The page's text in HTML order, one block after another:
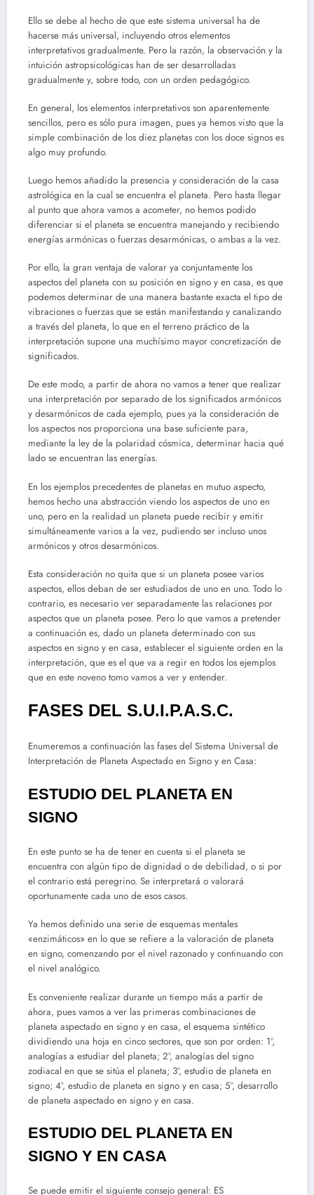
Ello se debe al hecho de que este sistema universal ha de
hacerse más universal, incluyendo otros elementos
interpretativos gradualmente. Pero la razón, la observación y la
intuición astropsicológicas han de ser desarrolladas
gradualmente y, sobre todo, con un orden pedagógico.
En general, los elementos interpretativos son aparentemente
sencillos, pero es sólo pura imagen, pues ya hemos visto que la
simple combinación de los diez planetas con los doce signos es
algo muy profundo.
Luego hemos añadido la presencia y consideración de la casa
astrológica en la cual se encuentra el planeta. Pero hasta llegar
al punto que ahora vamos a acometer, no hemos podido
diferenciar si el planeta se encuentra manejando y recibiendo
energías armónicas o fuerzas desarmónicas, o ambas a la vez.
Por ello, la gran ventaja de valorar ya conjuntamente los
aspectos del planeta con su posición en signo y en casa, es que
podemos determinar de una manera bastante exacta el tipo de
vibraciones o fuerzas que se están manifestando y canalizando
a través del planeta, lo que en el terreno práctico de la
interpretación supone una muchísimo mayor concretización de
significados.
De este modo, a partir de ahora no vamos a tener que realizar
una interpretación por separado de los significados armónicos
y desarmónicos de cada ejemplo, pues ya la consideración de
los aspectos nos proporciona una base suficiente para,
mediante la ley de la polaridad cósmica, determinar hacia qué
lado se encuentran las energías.
En los ejemplos precedentes de planetas en mutuo aspecto,
hemos hecho una abstracción viendo los aspectos de uno en
uno, pero en la realidad un planeta puede recibir y emitir
simultáneamente varios a la vez, pudiendo ser incluso unos
armónicos y otros desarmónicos.
Esta consideración no quita que si un planeta posee varios
aspectos, ellos deban de ser estudiados de uno en uno. Todo lo
contrario, es necesario ver separadamente las relaciones por
aspectos que un planeta posee. Pero lo que vamos a pretender
a continuación es, dado un planeta determinado con sus
aspectos en signo y en casa, establecer el siguiente orden en la
interpretación, que es el que va a regir en todos los ejemplos
que en este noveno tomo vamos a ver y entender.
FASES DEL S.U.I.P.A.S.C.
Enumeremos a continuación las fases del Sistema Universal de
Interpretación de Planeta Aspectado en Signo y en Casa:
ESTUDIO DEL PLANETA EN
SIGNO
En este punto se ha de tener en cuenta si el planeta se
encuentra con algún tipo de dignidad o de debilidad, o si por
el contrario está peregrino. Se interpretará o valorará
oportunamente cada uno de esos casos.
Ya hemos definido una serie de esquemas mentales
«enzimáticos» en lo que se refiere a la valoración de planeta
en signo, comenzando por el nivel razonado y continuando con
el nivel analógico.
Es conveniente realizar durante un tiempo más a partir de
ahora, pues vamos a ver las primeras combinaciones de
planeta aspectado en signo y en casa, el esquema sintético
dividiendo una hoja en cinco sectores, que son por orden: 1º,
analogías a estudiar del planeta; 2º, analogías del signo
zodiacal en que se sitúa el planeta; 3º, estudio de planeta en
signo; 4º, estudio de planeta en signo y en casa; 5º, desarrollo
de planeta aspectado en signo y en casa.
ESTUDIO DEL PLANETA EN
SIGNO Y EN CASA
Se puede emitir el siguiente consejo general: ES